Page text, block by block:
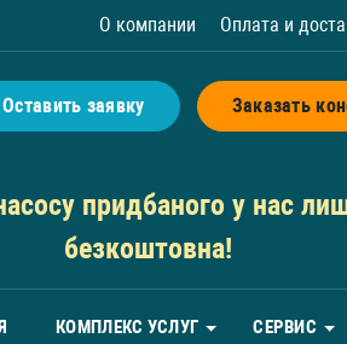
О компании Оплата и
Оставить заявку Заказать
придбаного у нас
безкоштовна!
КОМПЛЕКС УСЛУГ СЕРВИС